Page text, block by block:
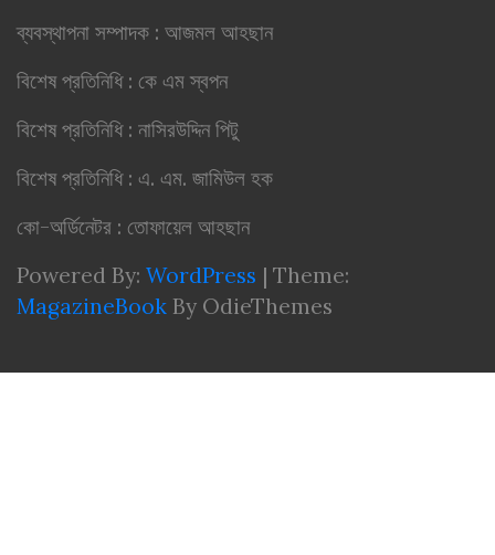
ব্যবস্থাপনা সম্পাদক : আজমল আহছান
বিশেষ প্রতিনিধি : কে এম স্বপন
বিশেষ প্রতিনিধি : নাসিরউদ্দিন পিটু
বিশেষ প্রতিনিধি : এ. এম. জামিউল হক
কো-অর্ডিনেটর : তোফায়েল আহছান
Powered By: WordPress | Theme:
MagazineBook By OdieThemes